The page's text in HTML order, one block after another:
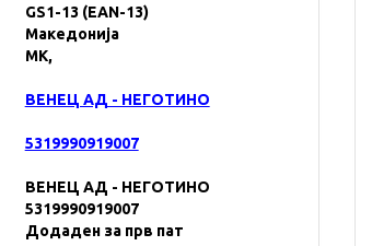
GS1-13 (EAN-13)
Македонија
MK,
ВЕНЕЦ АД - НЕГОТИНО
5319990919007
ВЕНЕЦ АД - НЕГОТИНО
5319990919007
Додаден за прв пат